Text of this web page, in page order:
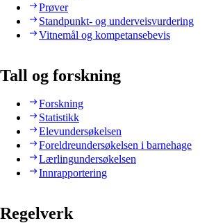
Prøver
Standpunkt- og underveisvurdering
Vitnemål og kompetansebevis
Tall og forskning
Forskning
Statistikk
Elevundersøkelsen
Foreldreundersøkelsen i barnehage
Lærlingundersøkelsen
Innrapportering
Regelverk